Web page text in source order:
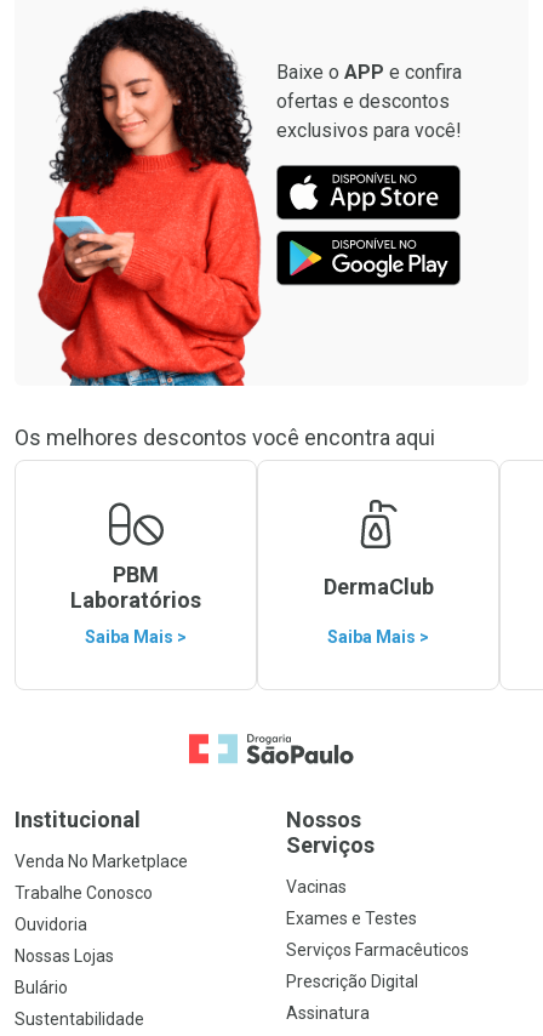
Baixe o APP e confira
ofertas e descontos
exclusivos para você!
Os melhores descontos você encontra aqui
PBM
Laboratórios
Saiba Mais >
DermaClub
Saiba Mais >
Ir para a Home
Institucional
Venda No Marketplace
Trabalhe Conosco
Ouvidoria
Nossas Lojas
Bulário
Sustentabilidade
Nossos
Serviços
Vacinas
Exames e Testes
Serviços Farmacêuticos
Prescrição Digital
Assinatura